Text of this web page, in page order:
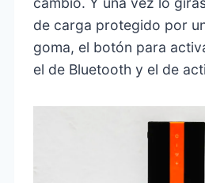
de carga protegido por
goma, el botón para
el de Bluetooth y el de